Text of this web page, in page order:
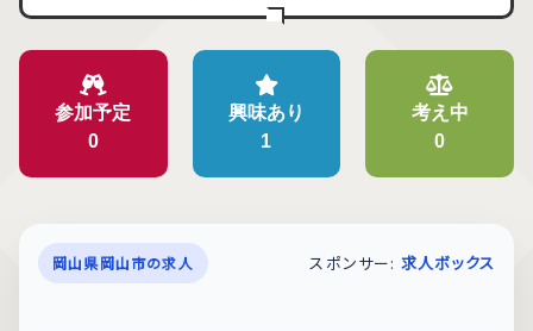
参加予定
0
興味あり
1
考え中
0
岡山県岡山市の求人 スポンサー: 求人ボックス